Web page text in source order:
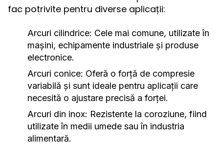
fac potrivite pentru diverse aplicații:
Arcuri cilindrice: Cele mai comune, utilizate în
mașini, echipamente industriale și produse
electronice.
Arcuri conice: Oferă o forță de compresie
variabilă și sunt ideale pentru aplicații care
necesită o ajustare precisă a forței.
Arcuri din inox: Rezistente la coroziune, fiind
utilizate în medii umede sau în industria
alimentară.